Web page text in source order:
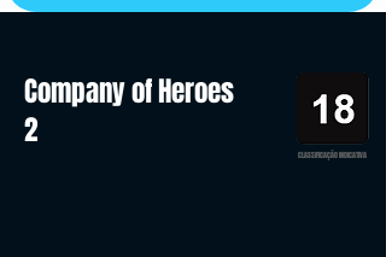
Company of Heroes
2
CLASSIFICAÇÃO INDICATIVA